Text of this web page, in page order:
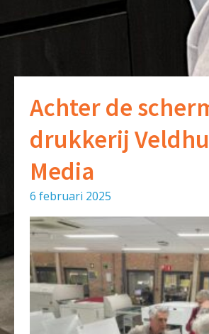
Achter de
drukkerij
Media
6 februari 2025